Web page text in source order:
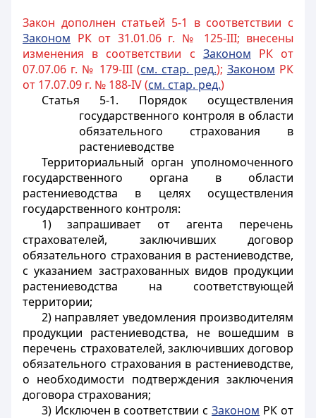
Закон дополнен статьей 5-1 в соответствии с
Законом РК от 31.01.06 г. № 125-III; внесены
изменения в соответствии с Законом РК от
07.07.06 г. № 179-III (см. стар. ред.); Законом РК
от 17.07.09 г. № 188-IV (см. стар. ред.)
Статья 5-1. Порядок осуществления
государственного контроля в области
обязательного страхования в
растениеводстве
Территориальный орган уполномоченного
государственного органа в области
растениеводства в целях осуществления
государственного контроля:
1) запрашивает от агента перечень
страхователей, заключивших договор
обязательного страхования в растениеводстве,
с указанием застрахованных видов продукции
растениеводства на соответствующей
территории;
2) направляет уведомления производителям
продукции растениеводства, не вошедшим в
перечень страхователей, заключивших договор
обязательного страхования в растениеводстве,
о необходимости подтверждения заключения
договора страхования;
3) Исключен в соответствии сЗаконом РК от